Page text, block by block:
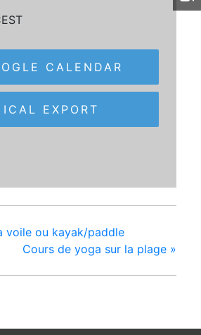
CALENDAR
EXPORT
voile ou kayak/paddle
Cours de yoga sur la plage »